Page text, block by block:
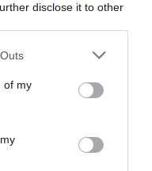
disclose it to other
of my
την Τέχνη και τον